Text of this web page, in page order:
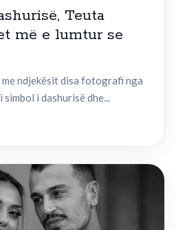
Teuta
më e lumtur se
me ndjekësit disa fotografi nga
i dashurisë dhe...